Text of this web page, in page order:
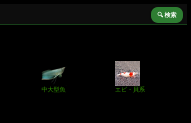
🔍 検索
中大型魚 エビ・貝系